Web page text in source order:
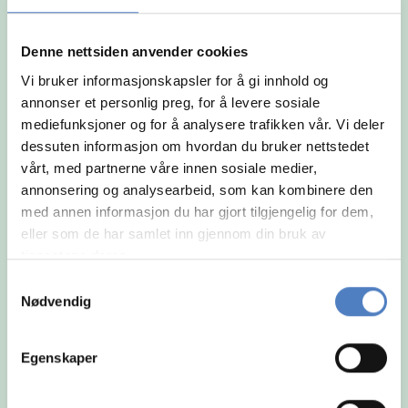
Denne nettsiden anvender cookies
Vi bruker informasjonskapsler for å gi innhold og
annonser et personlig preg, for å levere sosiale
mediefunksjoner og for å analysere trafikken vår. Vi deler
dessuten informasjon om hvordan du bruker nettstedet
vårt, med partnerne våre innen sosiale medier,
annonsering og analysearbeid, som kan kombinere den
med annen informasjon du har gjort tilgjengelig for dem,
eller som de har samlet inn gjennom din bruk av
tjenestene deres.
Nødvendig
Egenskaper
og arbeidsmåte.